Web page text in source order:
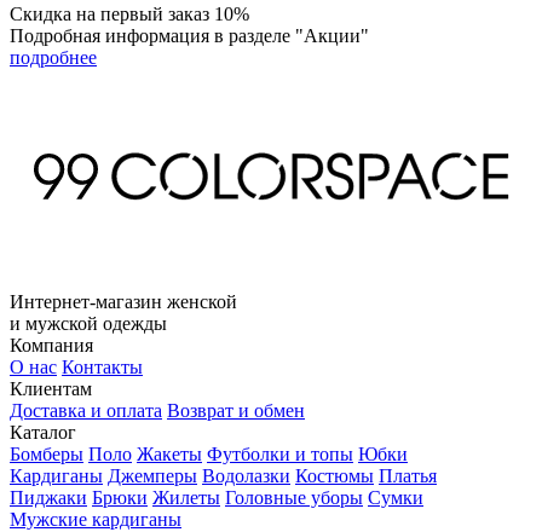
Скидка на первый заказ 10%
Подробная информация в разделе "Акции"
подробнее
Интернет-магазин женской
и мужской одежды
Компания
О нас Контакты
Клиентам
Доставка и оплата Возврат и обмен
Каталог
Бомберы Поло Жакеты Футболки и топы Юбки
Кардиганы Джемперы Водолазки Костюмы Платья
Пиджаки Брюки Жилеты Головные уборы Сумки
Мужские кардиганы